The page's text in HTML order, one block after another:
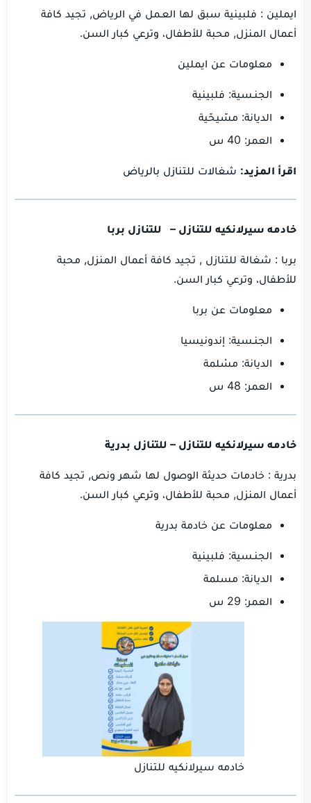
ايملين : فلبينية سبق لها العـمل في الرياض, تجيد كافة
أعمال المنزل, محبة للأطفال، وترعي كبار السن.
معلومات عن ايملين
الجنـسية: فلبينية
الديانة: مسّيحّية
العمر: 40 س
اقرأ المزيد: شغالات للتنازل بالرياض
خادمه سيرلانكيه للتنازل – للتنازل بربا
بربا : شغالة للتنازل , تجيد كافة أعمال المنزل, محبة
للأطفال، وترعي كبار السن.
معلومات عن بربا
الجنـسية: إندونيسيا
الديانة: مسْلمة
العمر: 48 س
خادمه سيرلانكيه للتنازل – للتنازل بدرية
بدرية : خادمات حديثة الوصول لها شهر ونص, تجيد كافة
أعمال المنزل, محبة للأطفال، وترعي كبار السن.
معلومات عن خادمة بدرية
الجنـسية: فلبينية
الديانة: مسلمة
العمر: 29 س
خادمه سيرلانكيه للتنازل